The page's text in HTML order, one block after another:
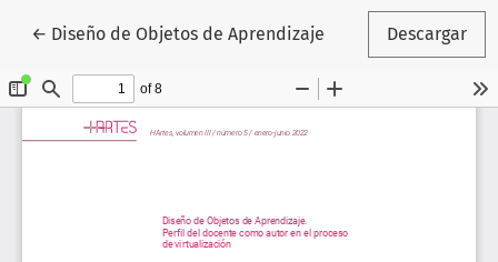
← Volver a los detalles del artículo
Diseño de Objetos de Aprendizaje Descargar